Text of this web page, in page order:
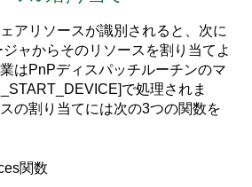
アリソースが識別されると、次に
ジャからそのリソースを割り当てよ
はPnPディスパッチルーチンのマ
で処理されま
の割り当てには次の3つの関数を
関数